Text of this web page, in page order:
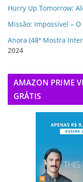
Hurry Up Tomorrow:
Missão: Impossível –
Anora (48ª Mostra
2024
AMAZON PRIME
GRÁTIS